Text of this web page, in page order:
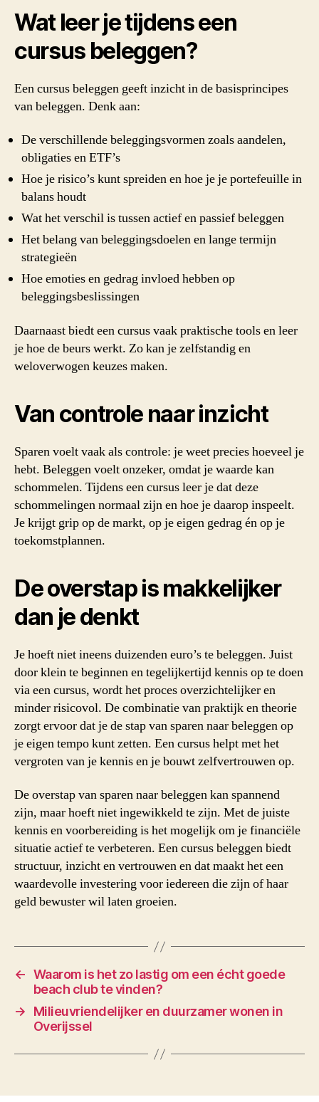
Wat leer je tijdens een
cursus beleggen?
Een cursus beleggen geeft inzicht in de basisprincipes
van beleggen. Denk aan:
De verschillende beleggingsvormen zoals aandelen,
obligaties en ETF’s
Hoe je risico’s kunt spreiden en hoe je je portefeuille in
balans houdt
Wat het verschil is tussen actief en passief beleggen
Het belang van beleggingsdoelen en lange termijn
strategieën
Hoe emoties en gedrag invloed hebben op
beleggingsbeslissingen
Daarnaast biedt een cursus vaak praktische tools en leer
je hoe de beurs werkt. Zo kan je zelfstandig en
weloverwogen keuzes maken.
Van controle naar inzicht
Sparen voelt vaak als controle: je weet precies hoeveel je
hebt. Beleggen voelt onzeker, omdat je waarde kan
schommelen. Tijdens een cursus leer je dat deze
schommelingen normaal zijn en hoe je daarop inspeelt.
Je krijgt grip op de markt, op je eigen gedrag én op je
toekomstplannen.
De overstap is makkelijker
dan je denkt
Je hoeft niet ineens duizenden euro’s te beleggen. Juist
door klein te beginnen en tegelijkertijd kennis op te doen
via een cursus, wordt het proces overzichtelijker en
minder risicovol. De combinatie van praktijk en theorie
zorgt ervoor dat je de stap van sparen naar beleggen op
je eigen tempo kunt zetten. Een cursus helpt met het
vergroten van je kennis en je bouwt zelfvertrouwen op.
De overstap van sparen naar beleggen kan spannend
zijn, maar hoeft niet ingewikkeld te zijn. Met de juiste
kennis en voorbereiding is het mogelijk om je financiële
situatie actief te verbeteren. Een cursus beleggen biedt
structuur, inzicht en vertrouwen en dat maakt het een
waardevolle investering voor iedereen die zijn of haar
geld bewuster wil laten groeien.
← Waarom is het zo lastig om een écht goede
beach club te vinden?
→
Milieuvriendelijker en duurzamer wonen in
Overijssel